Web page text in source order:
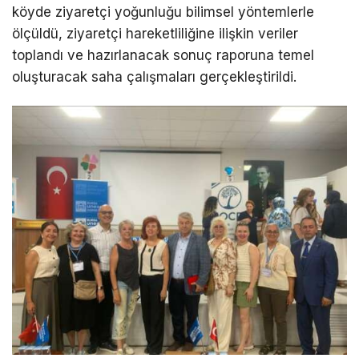
köyde ziyaretçi yoğunluğu bilimsel yöntemlerle
ölçüldü, ziyaretçi hareketliliğine ilişkin veriler
toplandı ve hazırlanacak sonuç raporuna temel
oluşturacak saha çalışmaları gerçekleştirildi.